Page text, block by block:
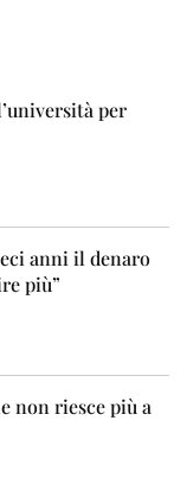
per
anni il denaro
più”
non riesce più a